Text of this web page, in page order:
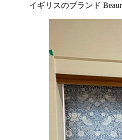
イギリスのブランド